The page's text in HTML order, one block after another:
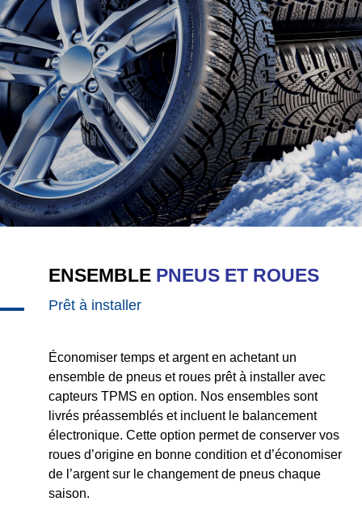
ENSEMBLE PNEUS ET ROUES
Prêt à installer
Économiser temps et argent en achetant un
ensemble de pneus et roues prêt à installer avec
capteurs TPMS en option. Nos ensembles sont
livrés préassemblés et incluent le balancement
électronique. Cette option permet de conserver vos
roues d’origine en bonne condition et d’économiser
de l’argent sur le changement de pneus chaque
saison.